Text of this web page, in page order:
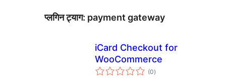
प्लगिन ट्याग: payment gateway
iCard Checkout for
WooCommerce
(0कुल
रेटिङ्गहरू
)